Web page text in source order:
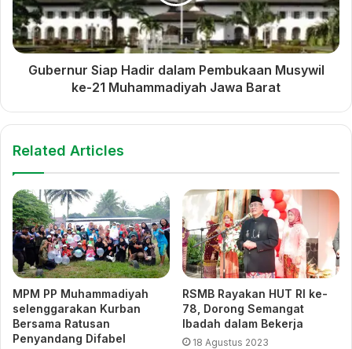
SMK Muhammadiyah 1 Cikampek
Gubernur Siap Hadir dalam Pembukaan Musywil
ke-21 Muhammadiyah Jawa Barat
Related Articles
MPM PP Muhammadiyah
selenggarakan Kurban
Bersama Ratusan
Penyandang Difabel
RSMB Rayakan HUT RI ke-
78, Dorong Semangat
Ibadah dalam Bekerja
18 Agustus 2023